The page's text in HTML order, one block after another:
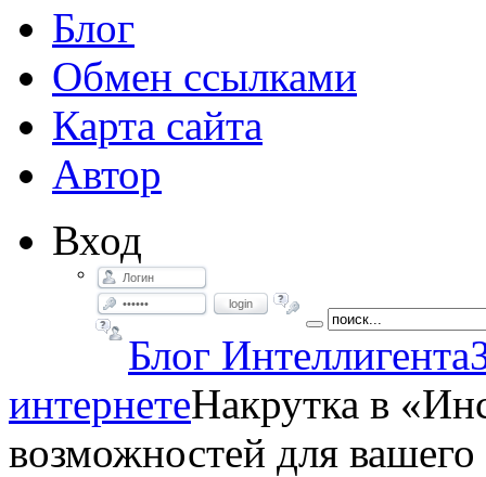
Блог
Обмен ссылками
Карта сайта
Автор
Вход
login
Блог Интеллигента
интернетеНакрутка в
возможностей для вашего